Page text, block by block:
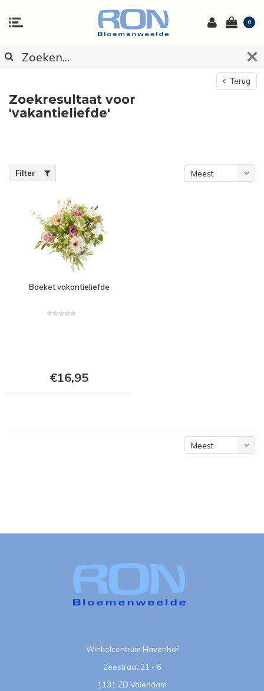
0
Terug
Zoekresultaat voor
'vakantieliefde'
Filter
Meest
Boeket vakantieliefde
€16,95
Meest
Winkelcentrum Havenhof
Zeestraat 21 - 6
1131 ZD Volendam